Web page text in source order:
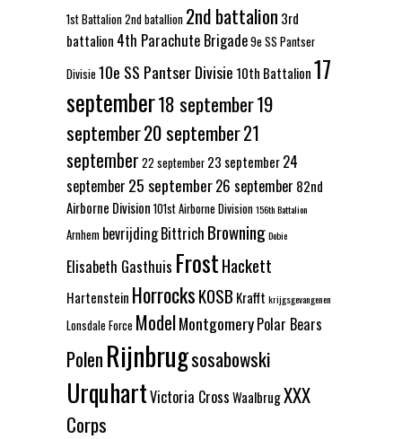
1st Battalion2nd batallion 2nd battalion 3rd
battalion 4th Parachute Brigade9e SS Pantser
Divisie 10e SS Pantser Divisie 10th Battalion17
september18 september19
september20 september21
september 22 september 23 september24
september 25 september26 september 82nd
Airborne Division 101st Airborne Division156th Battalion
Arnhem bevrijdingBittrich BrowningDobie
Elisabeth Gasthuis FrostHackett
Hartenstein HorrocksKOSB Krafft krijgsgevangenen
Lonsdale Force ModelMontgomeryPolar Bears
PolenRijnbrugsosabowski
UrquhartVictoria CrossWaalbrugXXX
Corps